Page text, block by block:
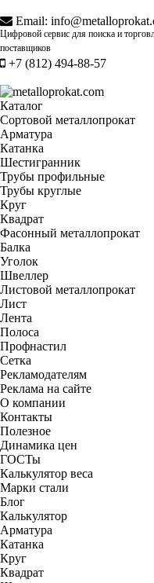
Email:
Цифровой сервис для поиска и
поставщиков
+7 (812) 494-88-57
Каталог
Сортовой металлопрокат
Арматура
Катанка
Шестигранник
Трубы профильные
Трубы круглые
Круг
Квадрат
Фасонный металлопрокат
Балка
Уголок
Швеллер
Листовой металлопрокат
Лист
Лента
Полоса
Профнастил
Сетка
Рекламодателям
Реклама на сайте
О компании
Контакты
Полезное
Динамика цен
ГОСТы
Калькулятор веса
Марки стали
Блог
Калькулятор
Арматура
Катанка
Круг
Квадрат